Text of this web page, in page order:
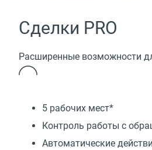
Сделки PRO
Расширенные возможности
5 рабочих мест*
Контроль работы с
Автоматические